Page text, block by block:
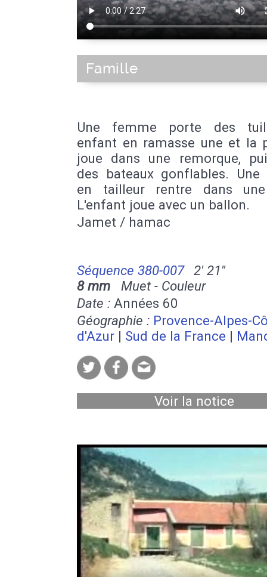
Famille
Une femme porte des
enfant en ramasse une et la
joue dans une remorque,
des bateaux gonflables. Une
en tailleur rentre dans
L'enfant joue avec un ballon.
Jamet / hamac
Séquence 380-007
2' 21''
8 mm Muet - Couleur
Date : Années 60
Géographie : Provence-Alpes-
d'Azur | Sud de la France |
Voir la notice